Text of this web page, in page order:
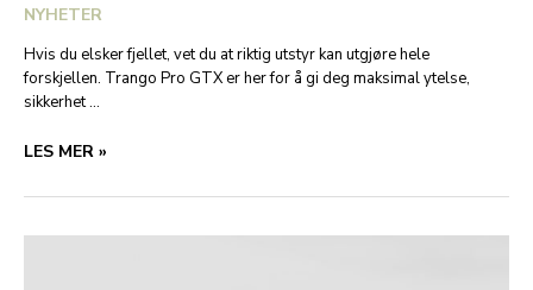
NYHETER
Hvis du elsker fjellet, vet du at riktig utstyr kan utgjøre hele
forskjellen. Trango Pro GTX er her for å gi deg maksimal ytelse,
sikkerhet …
TRANGO
–
LES MER »